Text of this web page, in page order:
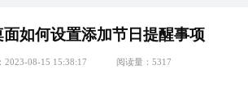
如何设置添加节日提醒事项
2023-08-15 15:38:17 阅读量：5317